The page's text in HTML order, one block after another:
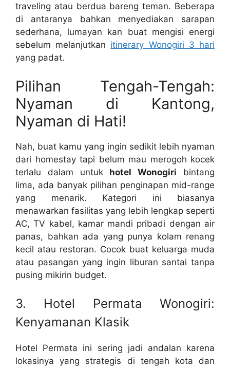
traveling atau berdua bareng teman. Beberapa
di antaranya bahkan menyediakan sarapan
sederhana, lumayan kan buat mengisi energi
sebelum melanjutkan itinerary Wonogiri 3 hari
yang padat.
Pilihan Tengah-Tengah:
Nyaman di Kantong,
Nyaman di Hati!
Nah, buat kamu yang ingin sedikit lebih nyaman
dari homestay tapi belum mau merogoh kocek
terlalu dalam untuk hotel Wonogiri bintang
lima, ada banyak pilihan penginapan mid-range
yang menarik. Kategori ini biasanya
menawarkan fasilitas yang lebih lengkap seperti
AC, TV kabel, kamar mandi pribadi dengan air
panas, bahkan ada yang punya kolam renang
kecil atau restoran. Cocok buat keluarga muda
atau pasangan yang ingin liburan santai tanpa
pusing mikirin budget.
3. Hotel Permata Wonogiri:
Kenyamanan Klasik
Hotel Permata ini sering jadi andalan karena
lokasinya yang strategis di tengah kota dan